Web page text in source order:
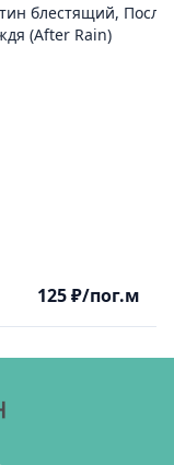
блестящий, После
(After Rain)
125₽/пог.м